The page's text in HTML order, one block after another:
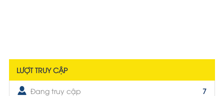
LƯỢT TRUY CẬP
Đang truy cập 7